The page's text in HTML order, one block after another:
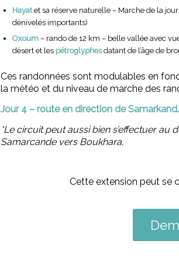
Hayatet sa réserve naturelle – Marche de la
dénivelés importants)
Oxoum – rando de 12 km – belle vallée avec
désert et les pétroglyphesdatant de l’âge de
Ces randonnées sont modulables en
la météo et du niveau de marche des
Jour 4 – route en direction de Samarkand.
*Le circuit peut aussi bien s’effectuer au
Samarcande vers Boukhara.
Cette extension peut se